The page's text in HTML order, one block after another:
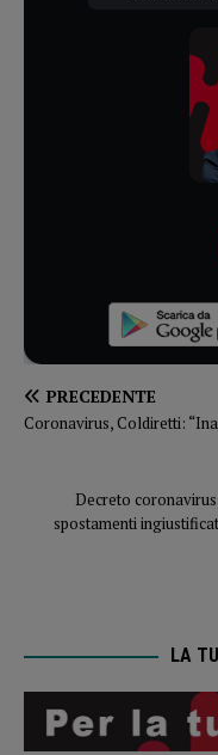
PRECEDENTE
Coronavirus, Coldiretti:
Decreto
spostamenti
LA